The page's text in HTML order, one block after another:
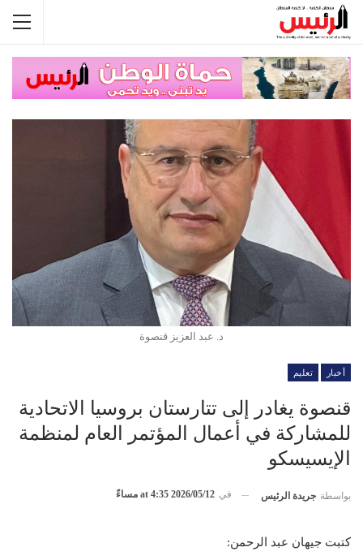
د. عبد العزيز قنصوة
أخبار تعليم
قنصوة يغادر إلى تتارستان بروسيا الاتحادية
للمشاركة في أعمال المؤتمر العام لمنظمة
الإيسيسكو
بواسطة جريدة الرئيس في 2026/05/12 at 4:35 مساءً
كتبت جيهان عبد الرحمن: